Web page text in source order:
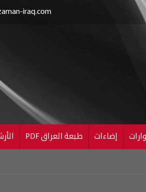
iraq.com
إضاءات طبعة العراق PDF